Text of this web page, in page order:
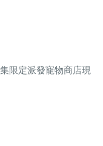
限定派發寵物商店現